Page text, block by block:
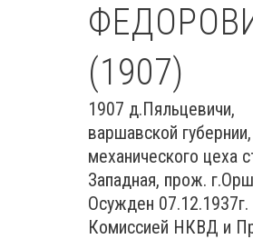
(1907)
1907 д.Пяльцевичи,
варшавской
механического цеха
Западная, прож.
Осужден 07.12.1937г.
Комиссией НКВД и